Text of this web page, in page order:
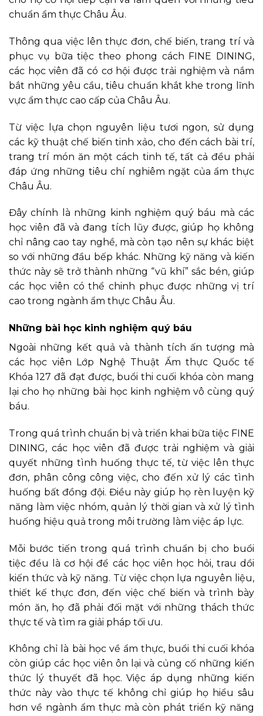
chuẩn ẩm thực Châu Âu.
Thông qua việc lên thực đơn, chế biến, trang trí và
phục vụ bữa tiệc theo phong cách FINE DINING,
các học viên đã có cơ hội được trải nghiệm và nắm
bắt những yêu cầu, tiêu chuẩn khắt khe trong lĩnh
vực ẩm thực cao cấp của Châu Âu.
Từ việc lựa chọn nguyên liệu tươi ngon, sử dụng
các kỹ thuật chế biến tinh xảo, cho đến cách bài trí,
trang trí món ăn một cách tinh tế, tất cả đều phải
đáp ứng những tiêu chí nghiêm ngặt của ẩm thực
Châu Âu.
Đây chính là những kinh nghiệm quý báu mà các
học viên đã và đang tích lũy được, giúp họ không
chỉ nâng cao tay nghề, mà còn tạo nên sự khác biệt
so với những đầu bếp khác. Những kỹ năng và kiến
thức này sẽ trở thành những “vũ khí” sắc bén, giúp
các học viên có thể chinh phục được những vị trí
cao trong ngành ẩm thực Châu Âu.
Những bài học kinh nghiệm quý báu
Ngoài những kết quả và thành tích ấn tượng mà
các học viên Lớp Nghệ Thuật Ẩm thực Quốc tế
Khóa 127 đã đạt được, buổi thi cuối khóa còn mang
lại cho họ những bài học kinh nghiệm vô cùng quý
báu.
Trong quá trình chuẩn bị và triển khai bữa tiệc FINE
DINING, các học viên đã được trải nghiệm và giải
quyết những tình huống thực tế, từ việc lên thực
đơn, phân công công việc, cho đến xử lý các tình
huống bất đồng đội. Điều này giúp họ rèn luyện kỹ
năng làm việc nhóm, quản lý thời gian và xử lý tình
huống hiệu quả trong môi trường làm việc áp lực.
Mỗi bước tiến trong quá trình chuẩn bị cho buổi
tiệc đều là cơ hội để các học viên học hỏi, trau dồi
kiến thức và kỹ năng. Từ việc chọn lựa nguyên liệu,
thiết kế thực đơn, đến việc chế biến và trình bày
món ăn, họ đã phải đối mặt với những thách thức
thực tế và tìm ra giải pháp tối ưu.
Không chỉ là bài học về ẩm thực, buổi thi cuối khóa
còn giúp các học viên ôn lại và củng cố những kiến
thức lý thuyết đã học. Việc áp dụng những kiến
thức này vào thực tế không chỉ giúp họ hiểu sâu
hơn về ngành ẩm thực mà còn phát triển kỹ năng